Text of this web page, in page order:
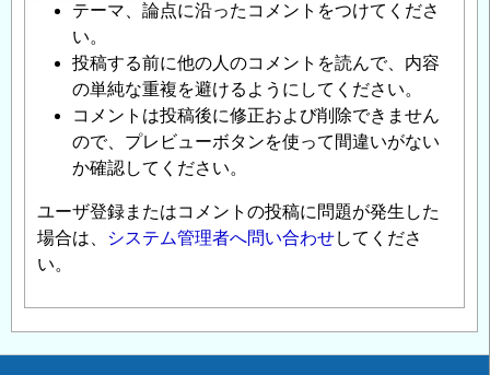
テーマ、論点に沿ったコメントをつけてくださ
い。
投稿する前に他の人のコメントを読んで、内容
の単純な重複を避けるようにしてください。
コメントは投稿後に修正および削除できません
ので、プレビューボタンを使って間違いがない
か確認してください。
ユーザ登録またはコメントの投稿に問題が発生した
場合は、
システム管理者へ問い合わせしてくださ
い。